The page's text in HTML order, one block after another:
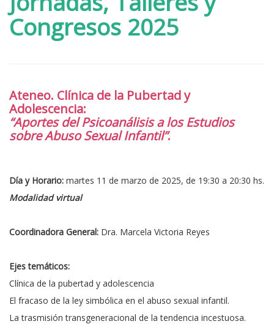
Congresos 2025
Ateneo. Clínica de la Pubertad y
Adolescencia:
“Aportes del Psicoanálisis a los Estudios
sobre Abuso Sexual Infantil”.
Día y Horario: martes 11 de marzo de 2025, de 19:30 a 20:30 hs.
Modalidad virtual
Coordinadora General: Dra. Marcela Victoria Reyes
Ejes temáticos:
Clínica de la pubertad y adolescencia
El fracaso de la ley simbólica en el abuso sexual infantil.
La trasmisión transgeneracional de la tendencia incestuosa.